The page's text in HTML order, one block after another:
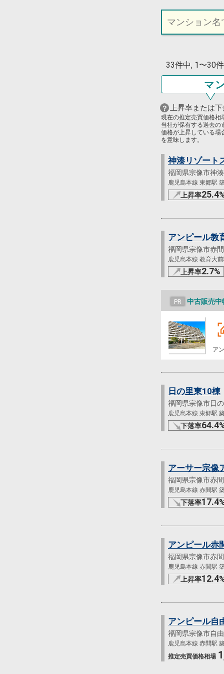
33件中, 1〜30
マ
上昇率または
現在の推定売買価格相
当社が保有する過去の
価格が上昇している場
を意味します。
神湊リゾート
福岡県宗像市神
鹿児島本線 東郷駅
上昇率25.4
アンピール教
福岡県宗像市赤
鹿児島本線 教育大
上昇率2.7%
PR 中古販売中
ア
日の里東10棟
福岡県宗像市日
鹿児島本線 東郷駅
下落率64.4
アーサー宗像
福岡県宗像市赤
鹿児島本線 赤間駅
下落率17.4
アンピール赤
福岡県宗像市赤
鹿児島本線 赤間駅
上昇率12.4
アンピール自
福岡県宗像市自
鹿児島本線 赤間駅
推定売買価格相場